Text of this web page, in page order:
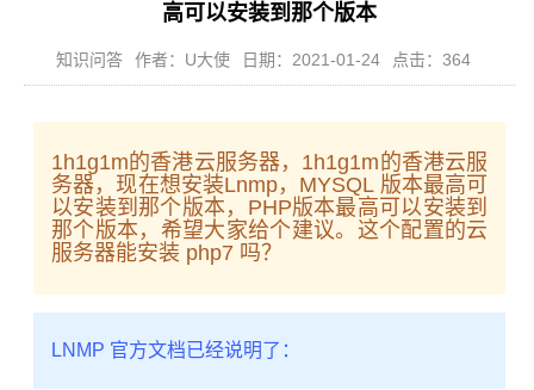
高可以安装到那个版本
知识问答 作者：U大使 日期：2021-01-24 点击：364
1h1g1m的香港云服务器，1h1g1m的香港云服
务器，现在想安装Lnmp，MYSQL 版本最高可
以安装到那个版本，PHP版本最高可以安装到
那个版本，希望大家给个建议。这个配置的云
服务器能安装 php7 吗？
LNMP 官方文档已经说明了：